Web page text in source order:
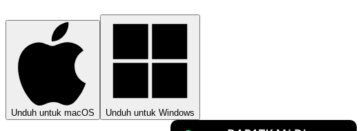
Unduh untuk macOS Unduh untuk Windows